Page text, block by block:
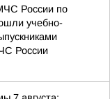
России по
учебно-
России